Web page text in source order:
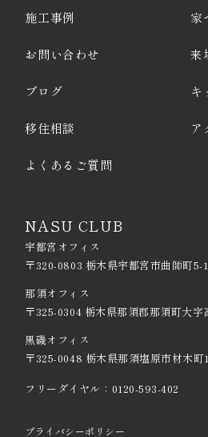
NASU CLUB
宇都宮オフィス
〒320-0803 栃木県宇都宮市曲師町5-
那須オフィス
〒325-0304 栃木県那須郡那須町大字
黒磯オフィス
〒325-0048 栃木県那須塩原市材木
フリーダイヤル： 0120-593-402
プライバシーポリシー
施工事例 家
お問い合わせ 来
ブログ キ
移住相談 ア
よくあるご質問